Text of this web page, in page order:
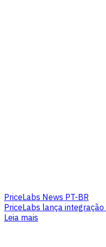
PriceLabs News PT-BR
PriceLabs lança
Leia mais